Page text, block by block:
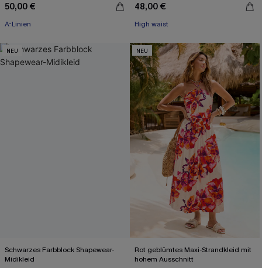
50,00 €
A-Linien
48,00 €
High waist
NEU
Schwarzes Farbblock Shapewear-
Midikleid
NEU
Rot geblümtes Maxi-Strandkleid mit
hohem Ausschnitt